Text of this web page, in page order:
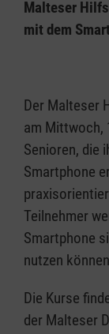
Malteser
mit dem
Der Malteser
am Mittwoch,
Senioren, die
Smartphone
Teilnehmer
Smartphone
nutzen
Die Kurse
der Malteser